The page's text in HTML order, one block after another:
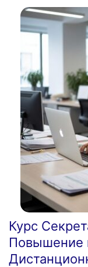
Курс
Повышение